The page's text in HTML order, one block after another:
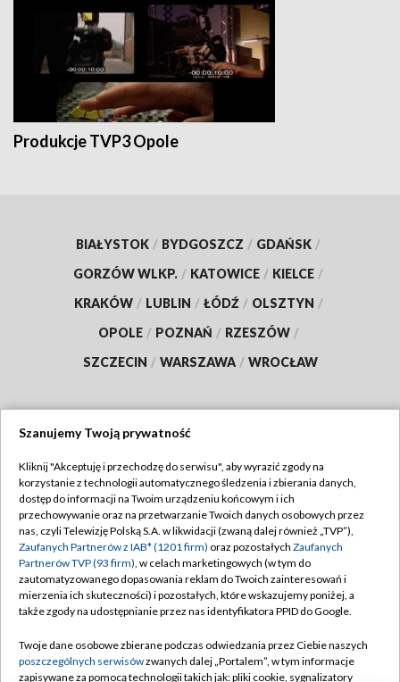
Produkcje TVP3 Opole
BIAŁYSTOK / BYDGOSZCZ / GDAŃSK /
GORZÓW WLKP. / KATOWICE / KIELCE /
KRAKÓW / LUBLIN / ŁÓDŹ / OLSZTYN /
OPOLE / POZNAŃ / RZESZÓW /
SZCZECIN / WARSZAWA / WROCŁAW
TVP
Abonament TVP
Emisja w TVP
Centrum informacji TVP
Naziemna Telewizja Cyfrowa
Rada Programowa
Regulamin TVP
Polityka prywatności
Moje zgody
Pomoc
Kontakt
Szanujemy Twoją prywatność
Kliknij "Akceptuję i przechodzę do serwisu", aby wyrazić zgody na
korzystanie z technologii automatycznego śledzenia i zbierania danych,
dostęp do informacji na Twoim urządzeniu końcowym i ich
przechowywanie oraz na przetwarzanie Twoich danych osobowych przez
nas, czyli Telewizję Polską S.A. w likwidacji (zwaną dalej również „TVP”),
Zaufanych Partnerów z IAB* (1201 firm) oraz pozostałych Zaufanych
Partnerów TVP (93 firm), w celach marketingowych (w tym do
zautomatyzowanego dopasowania reklam do Twoich zainteresowań i
mierzenia ich skuteczności) i pozostałych, które wskazujemy poniżej, a
także zgody na udostępnianie przez nas identyfikatora PPID do Google.
Twoje dane osobowe zbierane podczas odwiedzania przez Ciebie naszych
poszczególnych serwisówzwanych dalej „Portalem”, w tym informacje
zapisywane za pomocą technologii takich jak: pliki cookie, sygnalizatory